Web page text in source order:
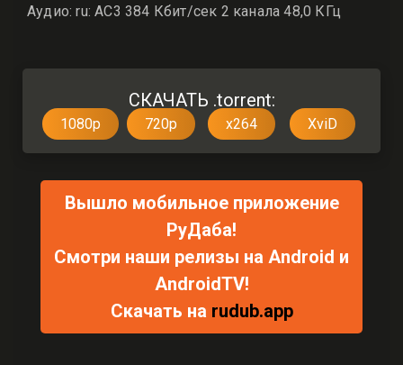
Аудио: ru: AC3 384 Кбит/сек 2 канала 48,0 КГц
СКАЧАТЬ .torrent:
1080p 720p x264 XviD
Вышло мобильное приложение
РуДаба!
Смотри наши релизы на Android и
AndroidTV!
Скачать на rudub.app